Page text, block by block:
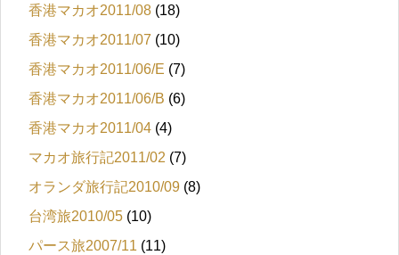
香港マカオ2011/08 (18)
香港マカオ2011/07 (10)
香港マカオ2011/06/E (7)
香港マカオ2011/06/B (6)
香港マカオ2011/04 (4)
マカオ旅行記2011/02 (7)
オランダ旅行記2010/09 (8)
台湾旅2010/05 (10)
パース旅2007/11 (11)